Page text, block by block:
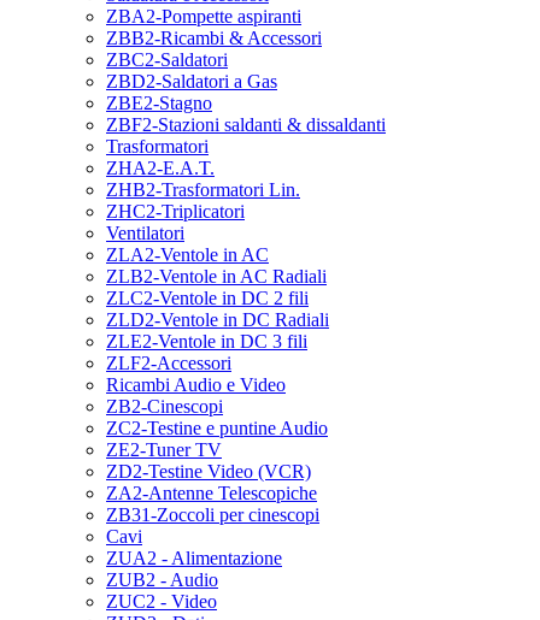
ZBA2-Pompette aspiranti
ZBB2-Ricambi & Accessori
ZBC2-Saldatori
ZBD2-Saldatori a Gas
ZBE2-Stagno
ZBF2-Stazioni saldanti & dissaldanti
Trasformatori
ZHA2-E.A.T.
ZHB2-Trasformatori Lin.
ZHC2-Triplicatori
Ventilatori
ZLA2-Ventole in AC
ZLB2-Ventole in AC Radiali
ZLC2-Ventole in DC 2 fili
ZLD2-Ventole in DC Radiali
ZLE2-Ventole in DC 3 fili
ZLF2-Accessori
Ricambi Audio e Video
ZB2-Cinescopi
ZC2-Testine e puntine Audio
ZE2-Tuner TV
ZD2-Testine Video (VCR)
ZA2-Antenne Telescopiche
ZB31-Zoccoli per cinescopi
Cavi
ZUA2 - Alimentazione
ZUB2 - Audio
ZUC2 - Video